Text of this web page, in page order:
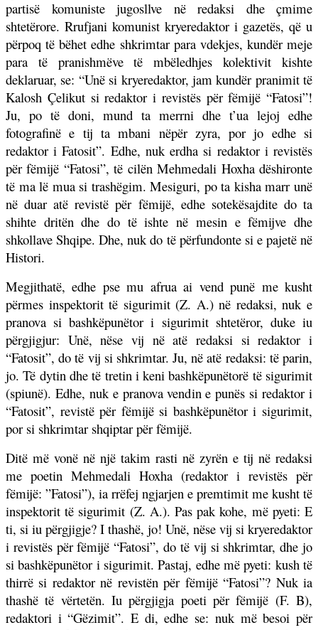
partisë komuniste jugosllve në redaksi dhe çmime
shtetërore. Rrufjani komunist kryeredaktor i gazetës, që u
përpoq të bëhet edhe shkrimtar para vdekjes, kundër meje
para të pranishmëve të mbëledhjes kolektivit kishte
deklaruar, se: “Unë si kryeredaktor, jam kundër pranimit të
Kalosh Çelikut si redaktor i revistës për fëmijë “Fatosi”!
Ju, po të doni, mund ta merrni dhe t’ua lejoj edhe
fotografinë e tij ta mbani nëpër zyra, por jo edhe si
redaktor i Fatosit”. Edhe, nuk erdha si redaktor i revistës
për fëmijë “Fatosi”, të cilën Mehmedali Hoxha dëshironte
të ma lë mua si trashëgim. Mesiguri, po ta kisha marr unë
në duar atë revistë për fëmijë, edhe sotekësajdite do ta
shihte dritën dhe do të ishte në mesin e fëmijve dhe
shkollave Shqipe. Dhe, nuk do të përfundonte si e pajetë në
Histori.
Megjithatë, edhe pse mu afrua ai vend punë me kusht
përmes inspektorit të sigurimit (Z. A.) në redaksi, nuk e
pranova si bashkëpunëtor i sigurimit shtetëror, duke iu
përgjigjur: Unë, nëse vij në atë redaksi si redaktor i
“Fatosit”, do të vij si shkrimtar. Ju, në atë redaksi: të parin,
jo. Të dytin dhe të tretin i keni bashkëpunëtorë të sigurimit
(spiunë). Edhe, nuk e pranova vendin e punës si redaktor i
“Fatosit”, revistë për fëmijë si bashkëpunëtor i sigurimit,
por si shkrimtar shqiptar për fëmijë.
Ditë më vonë në një takim rasti në zyrën e tij në redaksi
me poetin Mehmedali Hoxha (redaktor i revistës për
fëmijë: ”Fatosi”), ia rrëfej ngjarjen e premtimit me kusht të
inspektorit të sigurimit (Z. A.). Pas pak kohe, më pyeti: E
ti, si iu përgjigje? I thashë, jo! Unë, nëse vij si kryeredaktor
i revistës për fëmijë “Fatosi”, do të vij si shkrimtar, dhe jo
si bashkëpunëtor i sigurimit. Pastaj, edhe më pyeti: kush të
thirrë si redaktor në revistën për fëmijë “Fatosi”? Nuk ia
thashë të vërtetën. Iu përgjigja poeti për fëmijë (F. B),
redaktori i “Gëzimit”. E di, edhe se: nuk më besoi për